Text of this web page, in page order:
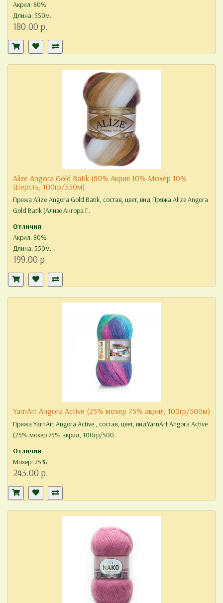
Акрил: 80%
Длина: 550м.
180.00 р.
Alize Angora Gold Batik (80% Акрил 10% Мохер 10%
Шерсть, 100гр/550м)
Пряжа Alize Angora Gold Batik, состав, цвет, вид Пряжа Alize Angora
Gold Batik (Ализе Ангора Г..
Отличия
Акрил: 80%
Длина: 550м.
199.00 р.
YarnArt Angora Active (25% мохер 75% акрил, 100гр/500м)
Пряжа YarnArt Angora Active , состав, цвет, видYarnArt Angora Active
(25% мохер 75% акрил, 100гр/500..
Отличия
Мохер: 25%
243.00 р.